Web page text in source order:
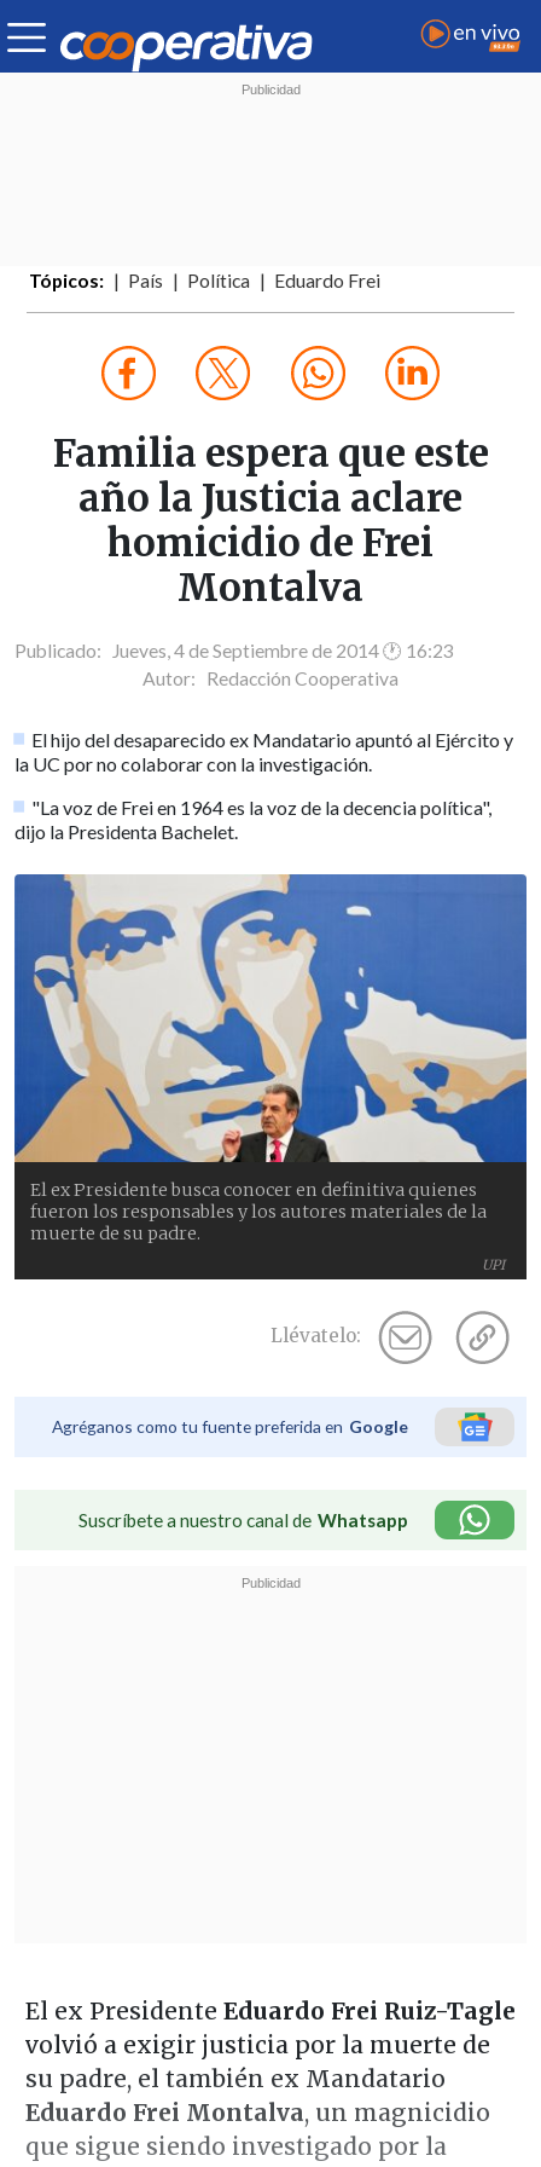
Tópicos: País Política Eduardo Frei
Familia espera que este
año la Justicia aclare
homicidio de Frei
Montalva
Publicado: Jueves, 4 de Septiembre de 2014 🕐 16:23
Autor: Redacción Cooperativa
El hijo del desaparecido ex Mandatario apuntó al Ejército y
la UC por no colaborar con la investigación.
"La voz de Frei en 1964 es la voz de la decencia política",
dijo la Presidenta Bachelet.
UPI
El ex Presidente busca conocer en definitiva quienes
fueron los responsables y los autores materiales de la
muerte de su padre.
Llévatelo:
Agréganos como tu fuente preferida en Google
Suscríbete a nuestro canal de Whatsapp
El ex Presidente Eduardo Frei Ruiz-Tagle
volvió a exigir justicia por la muerte de
su padre, el también ex Mandatario
Eduardo Frei Montalva, un magnicidio
que sigue siendo investigado por la